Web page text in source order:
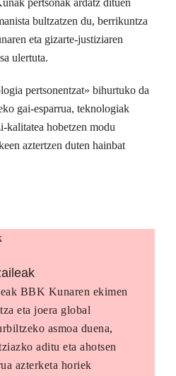
bultzatzen du, berrikuntza
eta gizarte-justiziaren
ulertuta.
pertsonentzat» bihurtuko da
gai-esparrua, teknologiak
kalitatea hobetzen modu
aztertzen duten hainbat
BBK Kunaren ekimen
eta joera global
asmoa duena,
aditu eta ahotsen
azterketa horiek